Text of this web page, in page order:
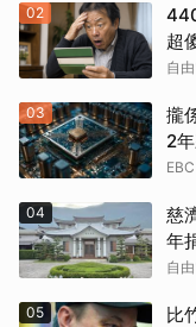
02
超
自
03
攏
2
04
慈
年
自
05
比